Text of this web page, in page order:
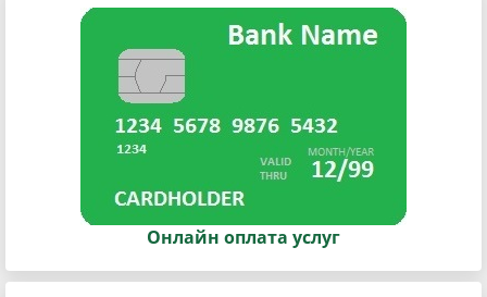
Онлайн оплата услуг